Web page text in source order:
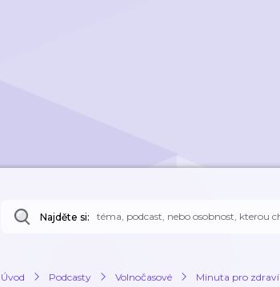
Najděte si:
Úvod Podcasty Volnočasové Minuta pro zdraví